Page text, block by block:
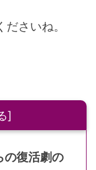
さいね。
の復活劇の